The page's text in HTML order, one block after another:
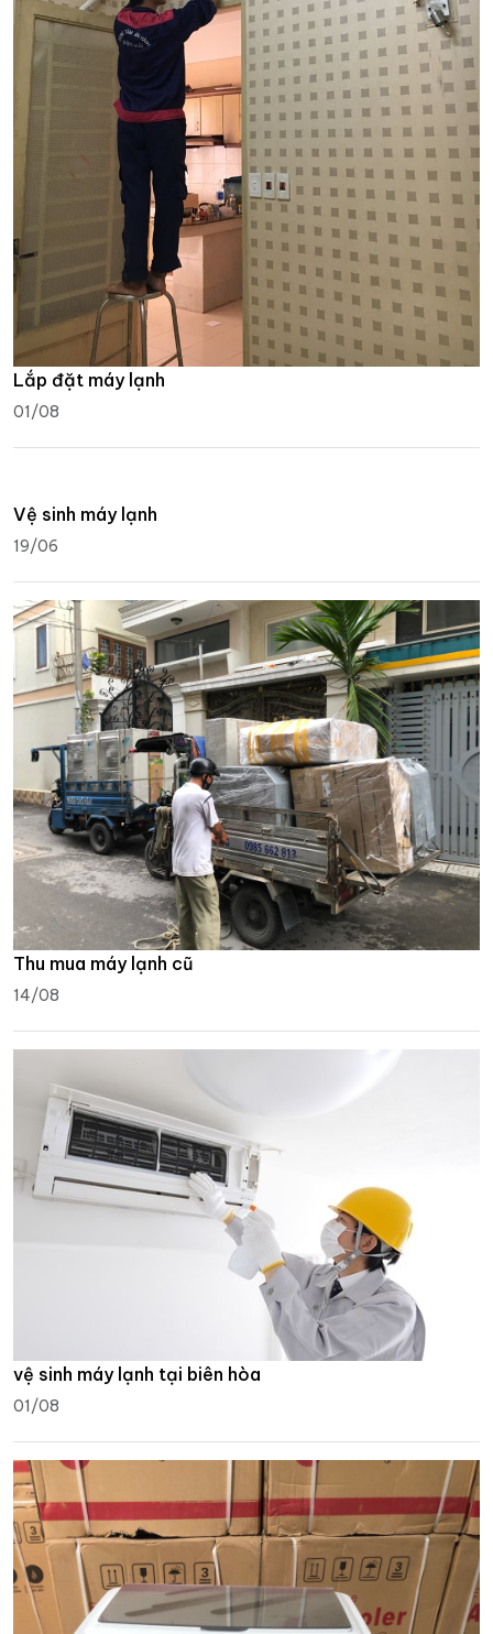
Lắp đặt máy lạnh
01/08
Vệ sinh máy lạnh
19/06
Thu mua máy lạnh cũ
14/08
vệ sinh máy lạnh tại biên hòa
01/08